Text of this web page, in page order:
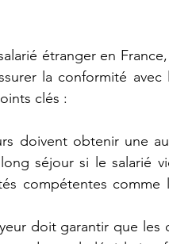
étranger en
la conformité avec
clés :
doivent obtenir une
séjour si le salarié
compétentes comme
doit garantir que les